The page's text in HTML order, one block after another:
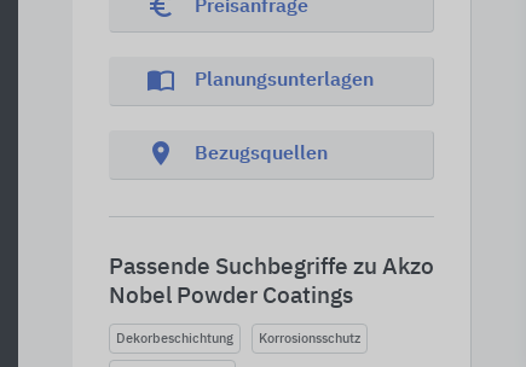
euro_symbol Preisanfrage
import_contacts Planungsunterlagen
location_on Bezugsquellen
Passende Suchbegriffe zu Akzo
Nobel Powder Coatings
Dekorbeschichtung Korrosionsschutz